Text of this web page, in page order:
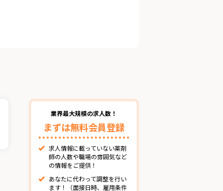
業界最大規模の求人数！
まずは無料会員登録
求人情報に載っていない薬剤
師の人数や職場の雰囲気など
の情報をご提供！
あなたに代わって調整を行い
ます！（面接日時、雇用条件